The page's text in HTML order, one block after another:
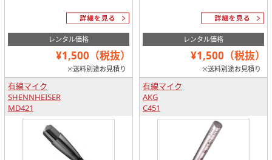
レンタル価格
¥1,500（税抜）
※送料別途お見積り
レンタル価格
¥1,500（税抜）
※送料別途お見積り
有線マイク
SHENNHEISER
MD421
有線マイク
AKG
C451